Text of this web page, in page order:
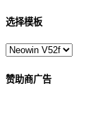
选择模板
赞助商广告